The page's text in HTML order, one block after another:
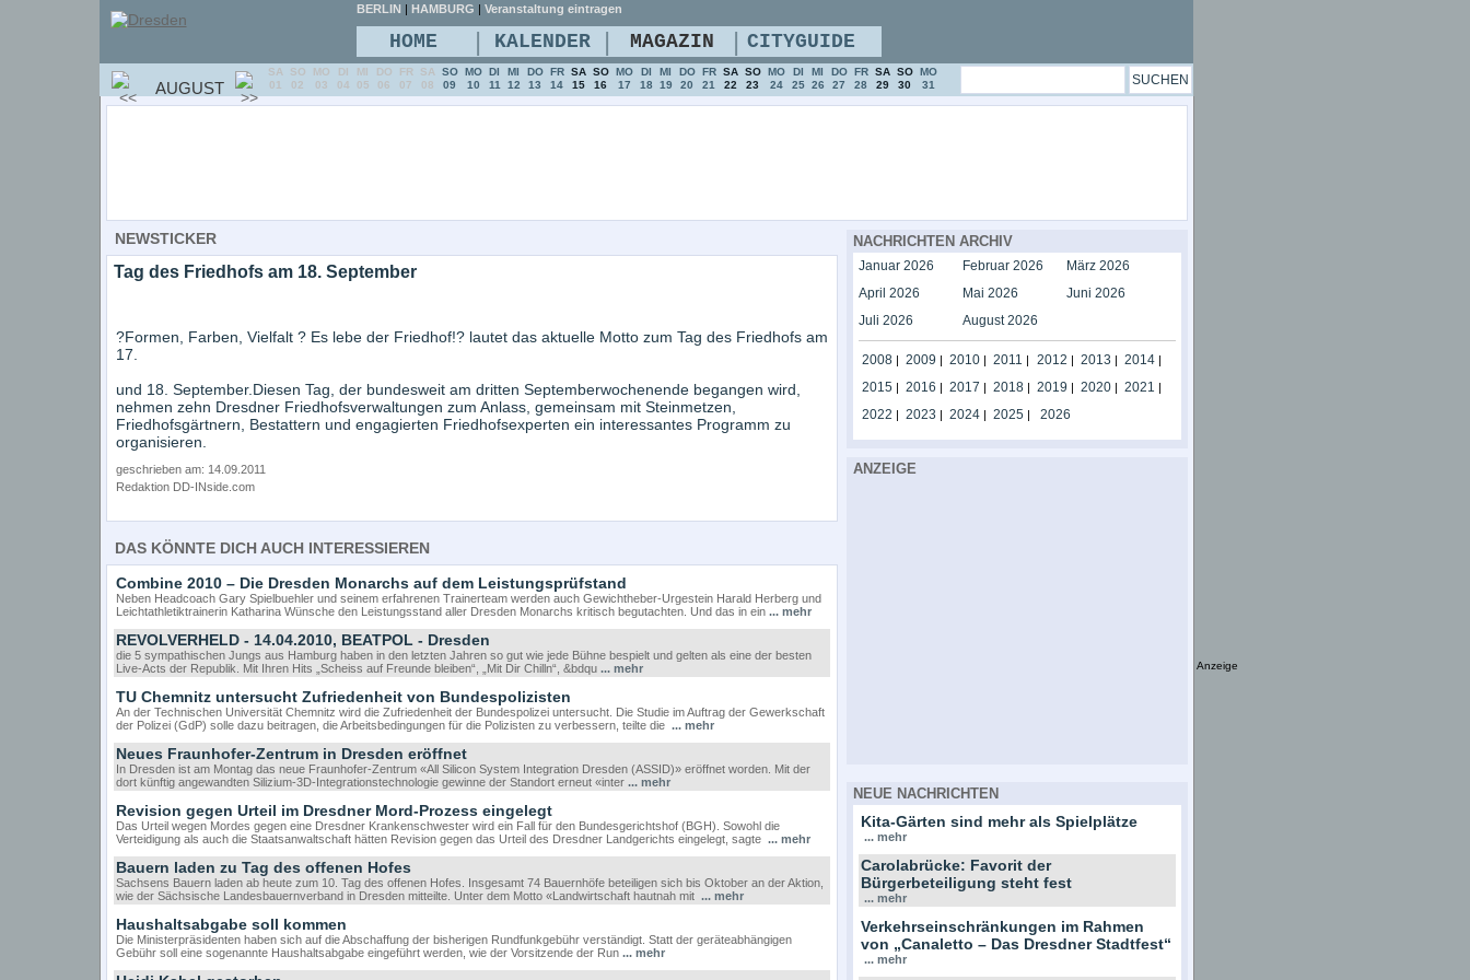
NEWSTICKER
Tag des Friedhofs am 18. September
?Formen, Farben, Vielfalt ? Es lebe der Friedhof!? lautet das aktuelle Motto zum Tag des Friedhofs am
17.
und 18. September.Diesen Tag, der bundesweit am dritten Septemberwochenende begangen wird,
nehmen zehn Dresdner Friedhofsverwaltungen zum Anlass, gemeinsam mit Steinmetzen,
Friedhofsgärtnern, Bestattern und engagierten Friedhofsexperten ein interessantes Programm zu
organisieren.
geschrieben am: 14.09.2011
Redaktion DD-INside.com
DAS KÖNNTE DICH AUCH INTERESSIEREN
Combine 2010 – Die Dresden Monarchs auf dem Leistungsprüfstand
Neben Headcoach Gary Spielbuehler und seinem erfahrenen Trainerteam werden auch Gewichtheber-Urgestein Harald Herberg und
Leichtathletiktrainerin Katharina Wünsche den Leistungsstand aller Dresden Monarchs kritisch begutachten. Und das in ein ... mehr
REVOLVERHELD - 14.04.2010, BEATPOL - Dresden
die 5 sympathischen Jungs aus Hamburg haben in den letzten Jahren so gut wie jede Bühne bespielt und gelten als eine der besten
Live-Acts der Republik. Mit Ihren Hits „Scheiss auf Freunde bleiben“, „Mit Dir Chilln“, &bdqu ... mehr
TU Chemnitz untersucht Zufriedenheit von Bundespolizisten
An der Technischen Universität Chemnitz wird die Zufriedenheit der Bundespolizei untersucht. Die Studie im Auftrag der Gewerkschaft
der Polizei (GdP) solle dazu beitragen, die Arbeitsbedingungen für die Polizisten zu verbessern, teilte die ... mehr
Neues Fraunhofer-Zentrum in Dresden eröffnet
In Dresden ist am Montag das neue Fraunhofer-Zentrum «All Silicon System Integration Dresden (ASSID)» eröffnet worden. Mit der
dort künftig angewandten Silizium-3D-Integrationstechnologie gewinne der Standort erneut «inter ... mehr
Revision gegen Urteil im Dresdner Mord-Prozess eingelegt
Das Urteil wegen Mordes gegen eine Dresdner Krankenschwester wird ein Fall für den Bundesgerichtshof (BGH). Sowohl die
Verteidigung als auch die Staatsanwaltschaft hätten Revision gegen das Urteil des Dresdner Landgerichts eingelegt, sagte ... mehr
Bauern laden zu Tag des offenen Hofes
Sachsens Bauern laden ab heute zum 10. Tag des offenen Hofes. Insgesamt 74 Bauernhöfe beteiligen sich bis Oktober an der Aktion,
wie der Sächsische Landesbauernverband in Dresden mitteilte. Unter dem Motto «Landwirtschaft hautnah mit ... mehr
Haushaltsabgabe soll kommen
Die Ministerpräsidenten haben sich auf die Abschaffung der bisherigen Rundfunkgebühr verständigt. Statt der geräteabhängigen
Gebühr soll eine sogenannte Haushaltsabgabe eingeführt werden, wie der Vorsitzende der Run ... mehr
NACHRICHTEN ARCHIV
Januar 2026 Februar 2026
März 2026
April 2026
Mai 2026
Juni 2026
Juli 2026
August 2026
2008| 2009 | 2010| 2011 | 2012 | 2013 | 2014|
2015| 2016 | 2017 | 2018| 2019 | 2020| 2021 |
2022 | 2023 | 2024| 2025| 2026
ANZEIGE
NEUE NACHRICHTEN
Kita-Gärten sind mehr als Spielplätze
... mehr
Carolabrücke: Favorit der
Bürgerbeteiligung steht fest
... mehr
Verkehrseinschränkungen im Rahmen
von „Canaletto – Das Dresdner Stadtfest“
... mehr
BERLIN | HAMBURG | Veranstaltung eintragen
HOME | KALENDER | MAGAZIN | CITYGUIDE
AUGUST
SA
01
SO
02
MO
03
DI
04
MI
05
DO
06
FR
07
SA
08
SO
09
MO
10
DI
11
MI
12
DO
13
FR
14
SA
15
SO
16
MO
17
DI
18
MI
19
DO
20
FR
21
SA
22
SO
23
MO
24
DI
25
MI
26
DO
27
FR
28
SA
29
SO
30
MO
31
Anzeige